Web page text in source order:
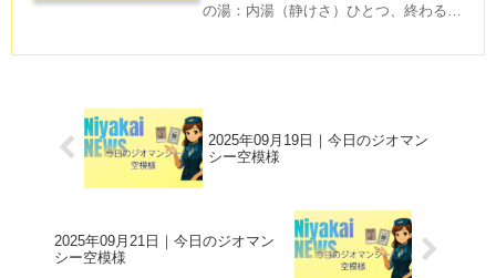
の湯：内湯（静けさ）ひとつ、終わる流
える、余白をつくる時間に。🫧整え：今
オルがよく効くよ。✈️
2025年09月19日｜今日のジオマン
シー空模様
2025年09月21日｜今日のジオマン
シー空模様